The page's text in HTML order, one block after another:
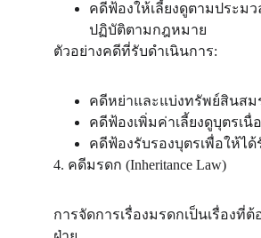
คดีฟ้องให้เลี้ยงดูตามประม
ปฏิบัติตามกฎหมาย
ตัวอย่างคดีที่รับดำเนินการ:
คดีหย่าและแบ่งทรัพย์สินส
คดีฟ้องเพิ่มค่าเลี้ยงดูบุตรเ
คดีฟ้องรับรองบุตรเพื่อให้ไ
4. คดีมรดก (Inheritance Law)
การจัดการเรื่องมรดกเป็นเรื่อง